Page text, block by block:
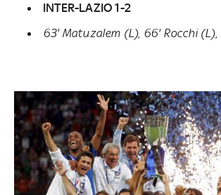
INTER-LAZIO 1-2
63' Matuzalem (L), 66' Rocchi